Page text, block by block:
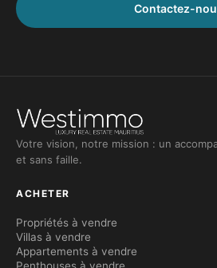
Contactez-
Votre vision, notre mission : un
et sans faille.
ACHETER
Propriétés à vendre
Villas à vendre
Appartements à vendre